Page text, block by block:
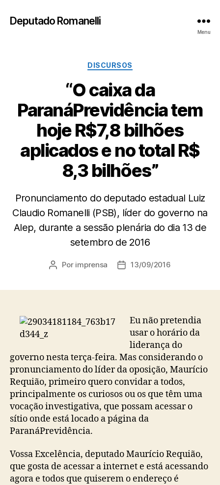
Deputado Romanelli
Menu
Categorias
DISCURSOS
“O caixa da
ParanáPrevidência tem
hoje R$7,8 bilhões
aplicados e no total R$
8,3 bilhões”
Pronunciamento do deputado estadual Luiz
Claudio Romanelli (PSB), líder do governo na
Alep, durante a sessão plenária do dia 13 de
setembro de 2016
Autor
Por imprensa
Data13/09/2016
Eu não pretendia
usar o horário da
liderança do
governo nesta terça-feira. Mas considerando o
pronunciamento do líder da oposição, Maurício
Requião, primeiro quero convidar a todos,
principalmente os curiosos ou os que têm uma
vocação investigativa, que possam acessar o
sítio onde está locado a página da
ParanáPrevidência.
Vossa Excelência, deputado Maurício Requião,
que gosta de acessar a internet e está acessando
agora e todos que quiserem o endereço é